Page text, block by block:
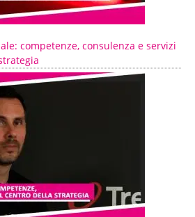
competenze, consulenza e servizi